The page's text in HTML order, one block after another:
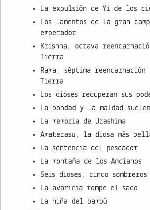
La expulsión de Yi de los
Los lamentos de la gran
emperador
Krishna, octava
Tierra
Rama, séptima
Tierra
Los dioses recuperan sus
La bondad y la maldad
La memoria de Urashima
Amaterasu, la diosa más
La sentencia del pescador
La montaña de los Ancianos
Seis dioses, cinco sombreros
La avaricia rompe el saco
La niña del bambú